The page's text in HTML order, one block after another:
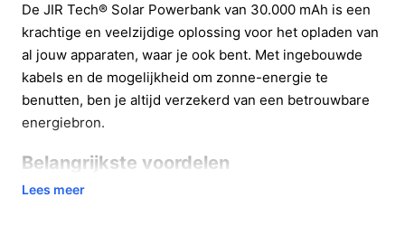
De JIR Tech® Solar Powerbank van 30.000 mAh is een
krachtige en veelzijdige oplossing voor het opladen van
al jouw apparaten, waar je ook bent. Met ingebouwde
kabels en de mogelijkheid om zonne-energie te
benutten, ben je altijd verzekerd van een betrouwbare
energiebron.
Belangrijkste voordelen
Deze powerbank biedt tal van voordelen die het
Lees meer